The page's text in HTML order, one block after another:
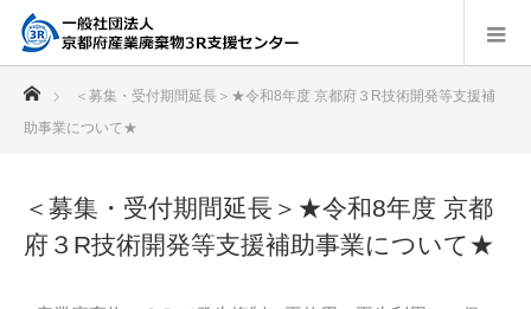
＜募集・受付期間延長＞★令和8年度 京都府３R技術開発等支援補
助事業について★
＜募集・受付期間延長＞★令和8年度 京都
府３R技術開発等支援補助事業について★